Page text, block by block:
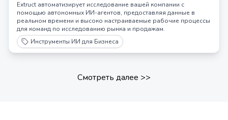
Extruct автоматизирует исследование вашей компании с
помощью автономных ИИ-агентов, предоставляя данные в
реальном времени и высоко настраиваемые рабочие процессы
для команд по исследованию рынка и продажам.
Инструменты ИИ для Бизнеса
Смотреть далее >>